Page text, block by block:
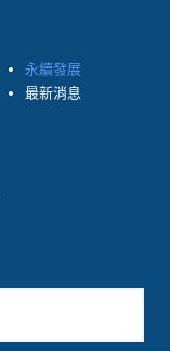
永續發展
最新消息